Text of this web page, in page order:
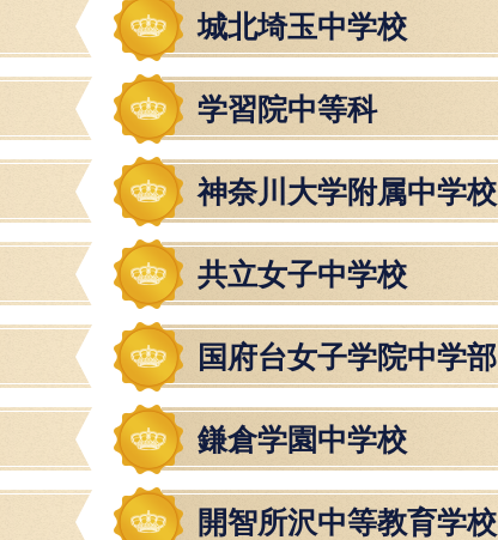
城北埼玉中学校
学習院中等科
神奈川大学附属中学校
共立女子中学校
国府台女子学院中学部
鎌倉学園中学校
開智所沢中等教育学校